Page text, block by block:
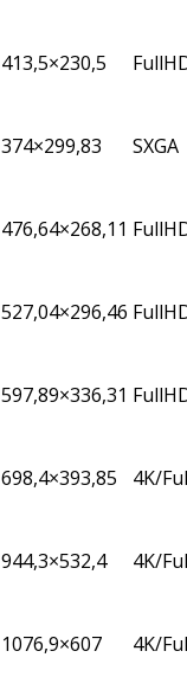
413,5×230,5
374×299,83 SXGA
476,64×268,11
527,04×296,46
597,89×336,31
698,4×393,85 4K/
944,3×532,4 4K/
1076,9×607 4K/